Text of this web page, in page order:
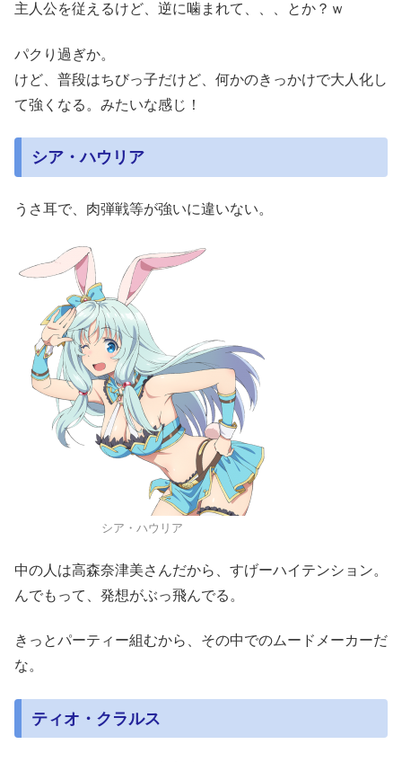
主人公を従えるけど、逆に噛まれて、、、とか？ｗ
パクり過ぎか。
けど、普段はちびっ子だけど、何かのきっかけで大人化し
て強くなる。みたいな感じ！
シア・ハウリア
うさ耳で、肉弾戦等が強いに違いない。
シア・ハウリア
中の人は高森奈津美さんだから、すげーハイテンション。
んでもって、発想がぶっ飛んでる。
きっとパーティー組むから、その中でのムードメーカーだ
な。
ティオ・クラルス